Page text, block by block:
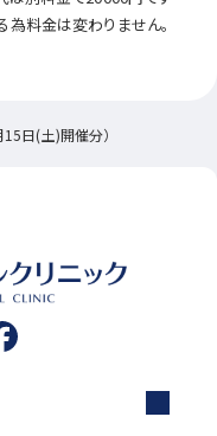
料金は変わりません。
日(土)開催分）